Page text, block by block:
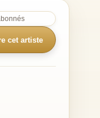
cet artiste